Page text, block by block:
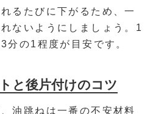
るたびに下がるため、一
ないようにしましょう。1
分の1程度が目安です。
と後片付けのコツ
油跳ねは一番の不安材料